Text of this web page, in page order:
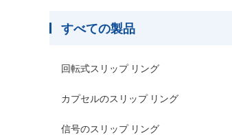
すべての製品
回転式スリップ リング
カプセルのスリップ リング
信号のスリップ リング